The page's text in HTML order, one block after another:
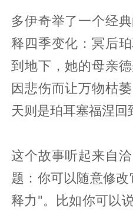
多伊奇举了一个经
释四季变化：冥后
到地下，她的母亲
因悲伤而让万物枯
天则是珀耳塞福涅回
这个故事听起来自
题：你可以随意修
释力"。比如你可以